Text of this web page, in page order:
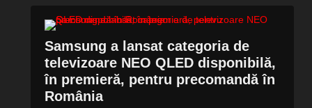
Samsung a lansat categoria de
televizoare NEO QLED disponibilă,
în premieră, pentru precomandă în
România